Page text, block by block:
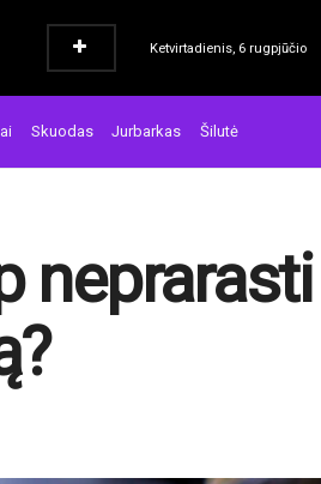
Ketvirtadienis, 6 rugpjūčio
Skuodas Jurbarkas Šilutė
neprarasti